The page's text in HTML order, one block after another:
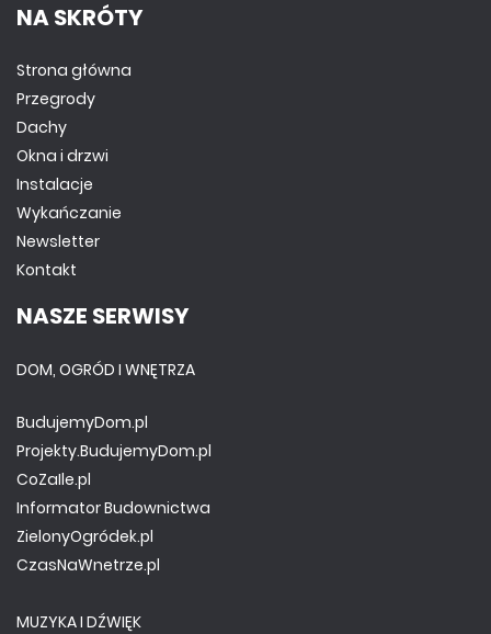
NA SKRÓTY
Strona główna
Przegrody
Dachy
Okna i drzwi
Instalacje
Wykańczanie
Newsletter
Kontakt
NASZE SERWISY
DOM, OGRÓD I WNĘTRZA
BudujemyDom.pl
Projekty.BudujemyDom.pl
CoZaIle.pl
Informator Budownictwa
ZielonyOgródek.pl
CzasNaWnetrze.pl
MUZYKA I DŹWIĘK